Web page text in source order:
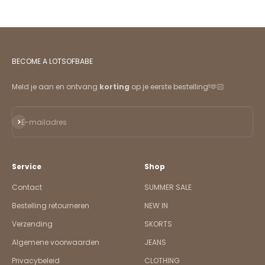
BECOME A LOTSOFBABE
Meld je aan en ontvang korting op je eerste bestelling!🫶🏻
E-mailadres
Abonneren
Service
Contact
Bestelling retourneren
Verzending
Algemene voorwaarden
Privacybeleid
Shop
SUMMER SALE
NEW IN
SKORTS
JEANS
CLOTHING